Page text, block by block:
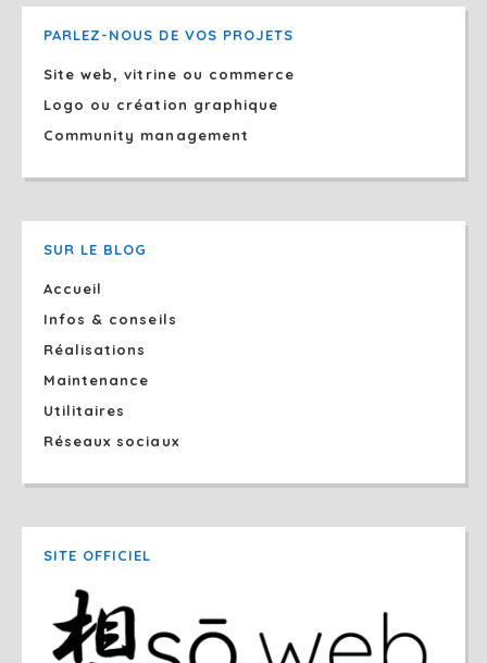
PARLEZ-NOUS DE VOS PROJETS
Site web, vitrine ou commerce
Logo ou création graphique
Community management
SUR LE BLOG
Accueil
Infos & conseils
Réalisations
Maintenance
Utilitaires
Réseaux sociaux
SITE OFFICIEL